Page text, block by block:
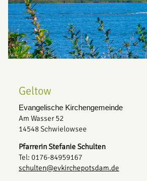
Geltow
Evangelische Kirchengemeinde
Am Wasser 52
14548 Schwielowsee
Pfarrerin Stefanie Schulten
Tel: 0176-84959167
schulten@evkirchepotsdam.de